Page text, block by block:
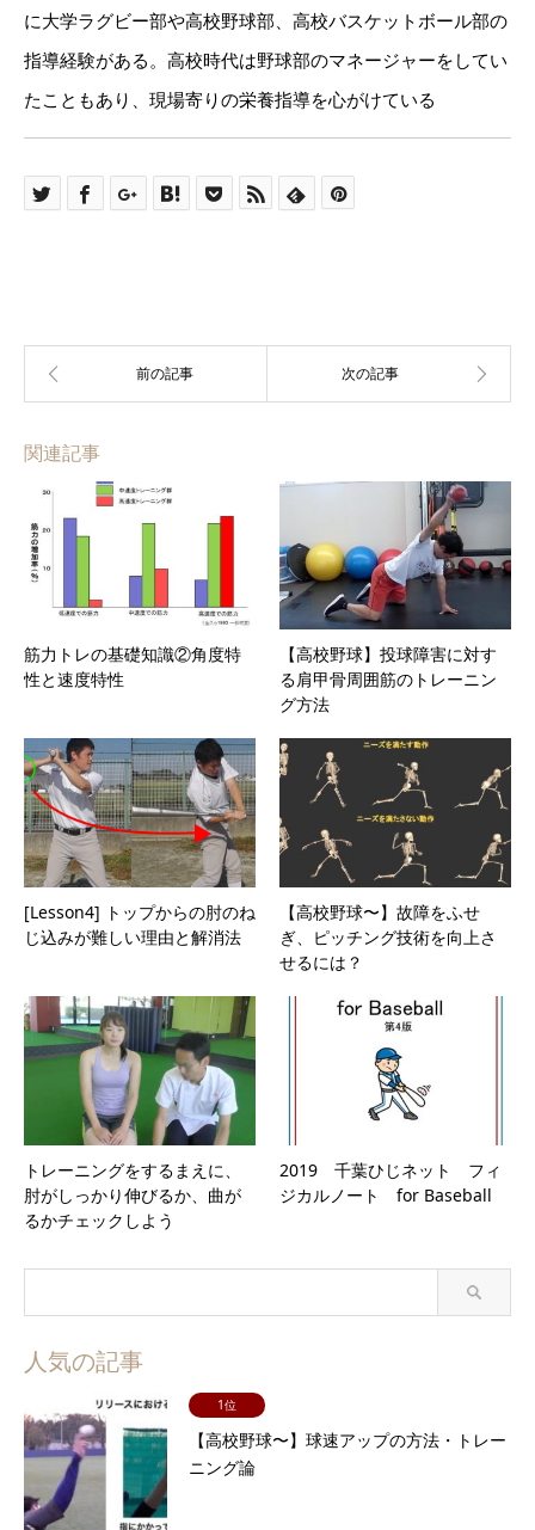
に大学ラグビー部や高校野球部、高校バスケットボール部の
指導経験がある。高校時代は野球部のマネージャーをしてい
たこともあり、現場寄りの栄養指導を心がけている
関連記事
筋力トレの基礎知識②角度特
性と速度特性
【高校野球】投球障害に対す
る肩甲骨周囲筋のトレーニン
グ方法
[Lesson4] トップからの肘のね
じ込みが難しい理由と解消法
【高校野球〜】故障をふせ
ぎ、ピッチング技術を向上さ
せるには？
トレーニングをするまえに、
肘がしっかり伸びるか、曲が
るかチェックしよう
2019 千葉ひじネット フィ
ジカルノート for Baseball
人気の記事
1位
【高校野球〜】球速アップの方法・トレー
ニング論